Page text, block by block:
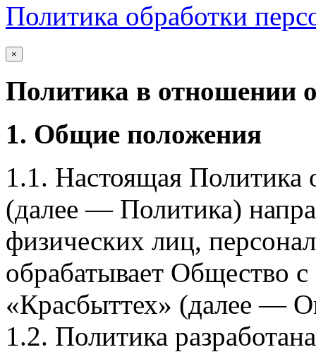
Политика обработки
×
Политика в отношении
1. Общие положения
1.1. Настоящая Политика
(далее — Политика)
физических лиц,
обрабатывает Общество
«Красбыттех» (далее —
1.2. Политика